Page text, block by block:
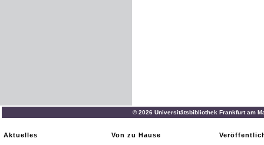
© 2026 Universitätsbibliothek Frankfurt am
Aktuelles
Von zu Hause